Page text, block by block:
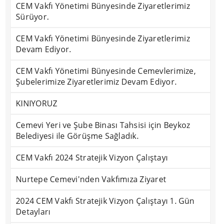
CEM Vakfı Yönetimi Bünyesinde Ziyaretlerimiz
Sürüyor.
CEM Vakfı Yönetimi Bünyesinde Ziyaretlerimiz
Devam Ediyor.
CEM Vakfı Yönetimi Bünyesinde Cemevlerimize,
Şubelerimize Ziyaretlerimiz Devam Ediyor.
KINIYORUZ
Cemevi Yeri ve Şube Binası Tahsisi için Beykoz
Belediyesi ile Görüşme Sağladık.
CEM Vakfı 2024 Stratejik Vizyon Çalıştayı
Nurtepe Cemevi'nden Vakfımıza Ziyaret
2024 CEM Vakfı Stratejik Vizyon Çalıştayı 1. Gün
Detayları